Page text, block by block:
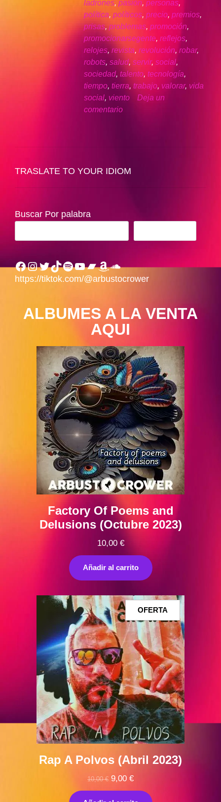
ladrones, pasión, personas,
política, políticos, precio, premios,
prisas, problemas, promoción,
promocionarsegente, reflejos,
relojes, revista, revolución, robar,
robots, salud, servir, social,
sociedad, talento, tecnología,
tiempo, tierra, trabajo, valorar, vida
social, viento
Deja un
comentario
TRASLATE TO YOUR IDIOM
Buscar Por palabra
Facebook
Instagram
Twitter
TikTok
Spotify
YouTube
Bandcamp
Amazon
SoundCloud
https://tiktok.com/@arbustocrower
ALBUMES A LA VENTA
AQUI
Factory Of Poems and
Delusions (Octubre 2023)
10,00 €
Añadir al carrito
OFERTA
OFERTA
Rap A Polvos (Abril 2023)
10,00€ El
precio
9,00 €El
precio